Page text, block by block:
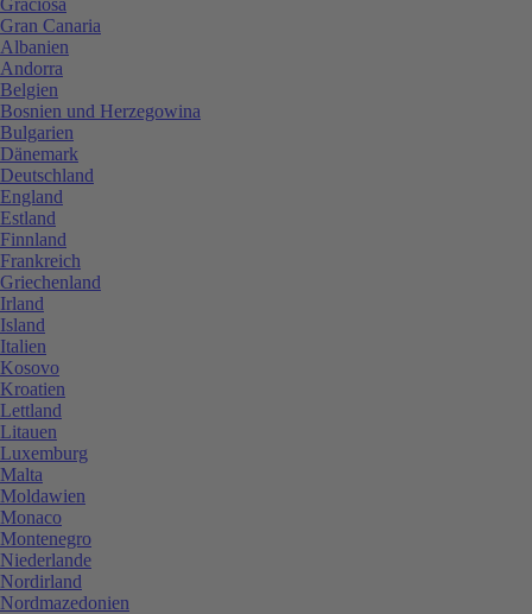
Gran Canaria
Albanien
Andorra
Belgien
Bosnien und Herzegowina
Bulgarien
Dänemark
Deutschland
England
Estland
Finnland
Frankreich
Griechenland
Irland
Island
Italien
Kosovo
Kroatien
Lettland
Litauen
Luxemburg
Malta
Moldawien
Monaco
Montenegro
Niederlande
Nordirland
Nordmazedonien